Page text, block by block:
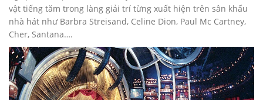
vật tiếng tăm trong làng giải trí từng xuất hiện trên sân khấu
nhà hát như Barbra Streisand, Celine Dion, Paul Mc Cartney,
Cher, Santana….